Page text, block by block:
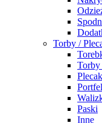
Torby /
Torby
Paski
Inne